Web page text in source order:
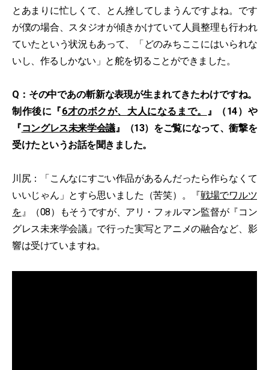
とあまりに忙しくて、とん挫してしまうんですよね。です
が僕の場合、スタジオが傾きかけていて人員整理も行われ
ていたという状況もあって、「どのみちここにはいられな
いし、作るしかない」と舵を切ることができました。
Q：その中であの斬新な表現が生まれてきたわけですね。
制作後に『6才のボクが、大人になるまで。 』（14）や
『コングレス未来学会議』（13）をご覧になって、衝撃を
受けたというお話を聞きました。
川尻：「こんなにすごい作品があるんだったら作らなくて
いいじゃん」とすら思いました（苦笑）。『戦場でワルツ
を』（08）もそうですが、アリ・フォルマン監督が『コン
グレス未来学会議』で行った実写とアニメの融合など、影
響は受けていますね。